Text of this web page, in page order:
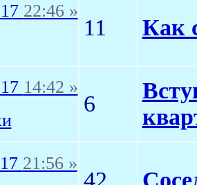
22:46 »
11 Как
14:42 »
6
21:56 »
42